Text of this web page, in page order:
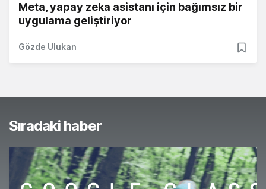
Meta, yapay zeka asistanı için bağımsız bir
uygulama geliştiriyor
Gözde Ulukan
Sıradaki haber